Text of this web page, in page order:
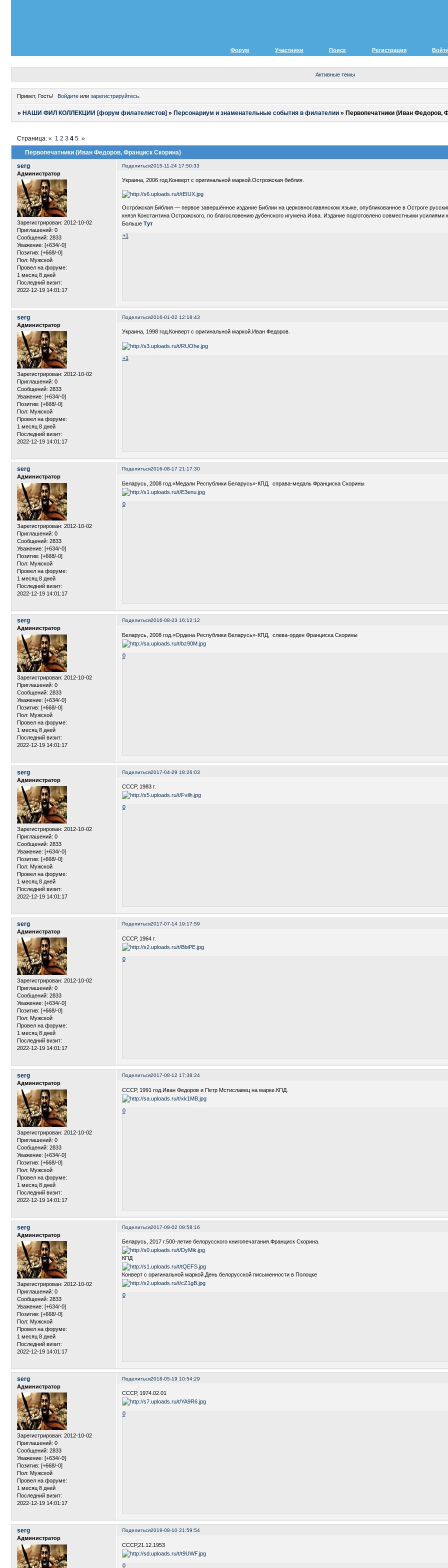
Форум Участники Поиск Регистрация
Активные темы
Привет, Гость! Войдите или зарегистрируйтесь
» НАШИ ФИЛ КОЛЛЕКЦИИ [форум филателистов] » Персонариум и знаменательные события в филателии » Первопечатники (Иван Федоров,
Первопечатники (Иван Федоров, Франциск Скорина)
Страница: « 1 2 3 4 5 »
Поделиться2015-11-24 17:50:33
serg
Администратор
Зарегистрирован: 2012-10-02
Приглашений: 0
Сообщений: 2833
Уважение: [+634/-0]
Позитив: [+668/-0]
Пол: Мужской
Провел на форуме:
1 месяц 8 дней
Последний визит:
2022-12-19 14:01:17
Украина, 2006 год.Конверт с оригинальной маркой.Острожская библия.
Остро́жская Би́блия — первое завершённое издание Библии на церковнославянском языке, опубликованное в Остроге
князя Константина Острожского, по благословению дубенского игумена Иова. Издание подготовлено совместными
Больше Тут
+1
Поделиться2016-01-02 12:18:43
serg
Администратор
Зарегистрирован: 2012-10-02
Приглашений: 0
Сообщений: 2833
Уважение: [+634/-0]
Позитив: [+668/-0]
Пол: Мужской
Провел на форуме:
1 месяц 8 дней
Последний визит:
2022-12-19 14:01:17
Украина, 1998 год.Конверт с оригинальной маркой.Иван Федоров.
+1
Поделиться2016-08-17 21:17:30
serg
Администратор
Зарегистрирован: 2012-10-02
Приглашений: 0
Сообщений: 2833
Уважение: [+634/-0]
Позитив: [+668/-0]
Пол: Мужской
Провел на форуме:
1 месяц 8 дней
Последний визит:
2022-12-19 14:01:17
Беларусь, 2008 год.«Медали Республики Беларусь»-КПД, справа-медаль Франциска Скорины
0
Поделиться2016-08-23 16:12:12
serg
Администратор
Зарегистрирован: 2012-10-02
Приглашений: 0
Сообщений: 2833
Уважение: [+634/-0]
Позитив: [+668/-0]
Пол: Мужской
Провел на форуме:
1 месяц 8 дней
Последний визит:
2022-12-19 14:01:17
Беларусь, 2008 год.«Ордена Республики Беларусь»-КПД, слева-орден Франциска Скорины
0
Поделиться2017-04-29 18:26:03
serg
Администратор
Зарегистрирован: 2012-10-02
Приглашений: 0
Сообщений: 2833
Уважение: [+634/-0]
Позитив: [+668/-0]
Пол: Мужской
Провел на форуме:
1 месяц 8 дней
Последний визит:
2022-12-19 14:01:17
СССР, 1983 г.
0
Поделиться2017-07-14 19:17:59
serg
Администратор
Зарегистрирован: 2012-10-02
Приглашений: 0
Сообщений: 2833
Уважение: [+634/-0]
Позитив: [+668/-0]
Пол: Мужской
Провел на форуме:
1 месяц 8 дней
Последний визит:
2022-12-19 14:01:17
СССР, 1964 г.
0
Поделиться2017-08-12 17:38:24
serg
Администратор
Зарегистрирован: 2012-10-02
Приглашений: 0
Сообщений: 2833
Уважение: [+634/-0]
Позитив: [+668/-0]
Пол: Мужской
Провел на форуме:
1 месяц 8 дней
Последний визит:
2022-12-19 14:01:17
СССР, 1991 год.Иван Федоров и Петр Мстиславец на марке.КПД.
0
Поделиться2017-09-02 09:58:16
serg
Администратор
Зарегистрирован: 2012-10-02
Приглашений: 0
Сообщений: 2833
Уважение: [+634/-0]
Позитив: [+668/-0]
Пол: Мужской
Провел на форуме:
1 месяц 8 дней
Последний визит:
2022-12-19 14:01:17
Беларусь, 2017 г.500-летие белорусского книгопечатания.Франциск Скорина.
КПД
Конверт с оригинальной маркой.День белорусской письменности в Полоцке
0
Поделиться2018-05-19 10:54:29
serg
Администратор
Зарегистрирован: 2012-10-02
Приглашений: 0
Сообщений: 2833
Уважение: [+634/-0]
Позитив: [+668/-0]
Пол: Мужской
Провел на форуме:
1 месяц 8 дней
Последний визит:
2022-12-19 14:01:17
СССР, 1974.02.01
0
Поделиться2019-08-10 21:59:54
serg
Администратор
СССР,21.12.1953
0